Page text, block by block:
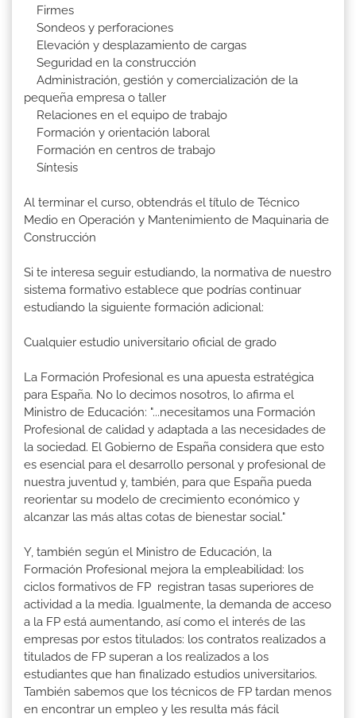
Firmes
Sondeos y perforaciones
Elevación y desplazamiento de cargas
Seguridad en la construcción
Administración, gestión y comercialización de la
pequeña empresa o taller
Relaciones en el equipo de trabajo
Formación y orientación laboral
Formación en centros de trabajo
Síntesis
Al terminar el curso, obtendrás el título de Técnico
Medio en Operación y Mantenimiento de Maquinaria de
Construcción
Si te interesa seguir estudiando, la normativa de nuestro
sistema formativo establece que podrías continuar
estudiando la siguiente formación adicional:
Cualquier estudio universitario oficial de grado
La Formación Profesional es una apuesta estratégica
para España. No lo decimos nosotros, lo afirma el
Ministro de Educación: "...necesitamos una Formación
Profesional de calidad y adaptada a las necesidades de
la sociedad. El Gobierno de España considera que esto
es esencial para el desarrollo personal y profesional de
nuestra juventud y, también, para que España pueda
reorientar su modelo de crecimiento económico y
alcanzar las más altas cotas de bienestar social."
Y, también según el Ministro de Educación, la
Formación Profesional mejora la empleabilidad: los
ciclos formativos de FP registran tasas superiores de
actividad a la media. Igualmente, la demanda de acceso
a la FP está aumentando, así como el interés de las
empresas por estos titulados: los contratos realizados a
titulados de FP superan a los realizados a los
estudiantes que han finalizado estudios universitarios.
También sabemos que los técnicos de FP tardan menos
en encontrar un empleo y les resulta más fácil